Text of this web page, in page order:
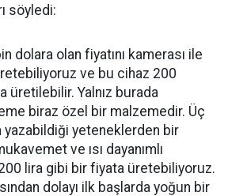
söyledi:
dolara olan fiyatını kamerası ile
ve bu cihaz 200
üretilebilir. Yalnız burada
biraz özel bir malzemedir. Üç
yazabildiği yeteneklerden bir
ve ısı dayanımlı
200 lira gibi bir fiyata üretebiliyoruz.
dolayı ilk başlarda yoğun bir